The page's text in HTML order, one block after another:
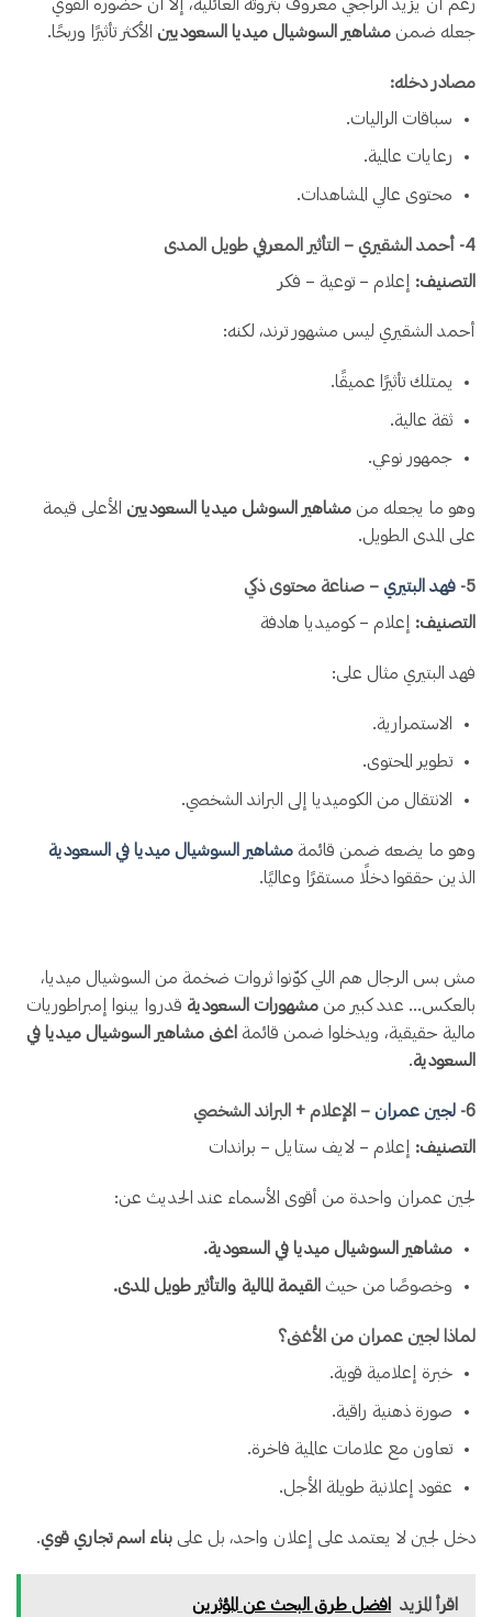
رغم أن يزيد الراجحي معروف بثروته العائلية، إلا أن حضوره القوي
جعله ضمن مشاهير السوشيال ميديا السعوديين الأكثر تأثيرًا وربحًا.
مصادر دخله:
سباقات الراليات.
رعايات عالمية.
محتوى عالي المشاهدات.
4️- أحمد الشقيري – التأثير المعرفي طويل المدى
التصنيف: إعلام – توعية – فكر
أحمد الشقيري ليس مشهور ترند، لكنه:
يمتلك تأثيرًا عميقًا.
ثقة عالية.
جمهور نوعي.
وهو ما يجعله من مشاهير السوشل ميديا السعوديين الأعلى قيمة
على المدى الطويل.
5️- فهد البتيري – صناعة محتوى ذكي
التصنيف: إعلام – كوميديا هادفة
فهد البتيري مثال على:
الاستمرارية.
تطوير المحتوى.
الانتقال من الكوميديا إلى البراند الشخصي.
وهو ما يضعه ضمن قائمة مشاهير السوشيال ميديا في السعودية
الذين حققوا دخلًا مستقرًا وعاليًا.
مش بس الرجال هم اللي كوّنوا ثروات ضخمة من السوشيال ميديا،
بالعكس… عدد كبير من مشهورات السعودية قدروا يبنوا إمبراطوريات
مالية حقيقية، ويدخلوا ضمن قائمة اغنى مشاهير السوشيال ميديا في
السعودية.
6️- لجين عمران – الإعلام + البراند الشخصي
التصنيف: إعلام – لايف ستايل – براندات
لجين عمران واحدة من أقوى الأسماء عند الحديث عن:
مشاهير السوشيال ميديا في السعودية.
وخصوصًا من حيث القيمة المالية والتأثير طويل المدى.
لماذا لجين عمران من الأغنى؟
خبرة إعلامية قوية.
صورة ذهنية راقية.
تعاون مع علامات عالمية فاخرة.
عقود إعلانية طويلة الأجل.
دخل لجين لا يعتمد على إعلان واحد، بل على بناء اسم تجاري قوي.
اقرأ المزيد افضل طرق البحث عن المؤثرين